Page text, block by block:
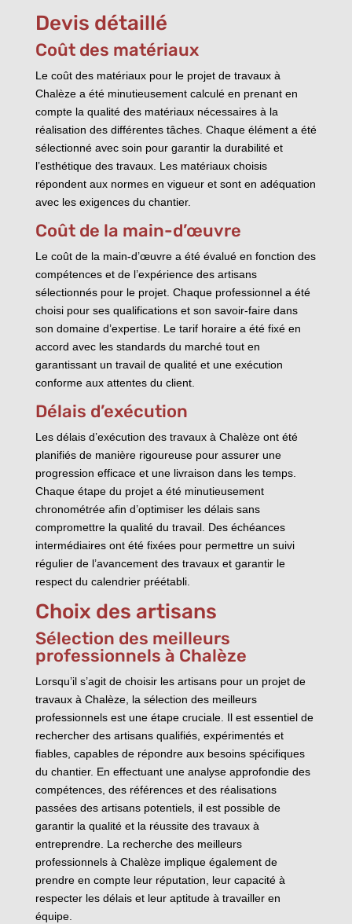
Devis détaillé
Coût des matériaux
Le coût des matériaux pour le projet de travaux à
Chalèze a été minutieusement calculé en prenant en
compte la qualité des matériaux nécessaires à la
réalisation des différentes tâches. Chaque élément a été
sélectionné avec soin pour garantir la durabilité et
l’esthétique des travaux. Les matériaux choisis
répondent aux normes en vigueur et sont en adéquation
avec les exigences du chantier.
Coût de la main-d’œuvre
Le coût de la main-d’œuvre a été évalué en fonction des
compétences et de l’expérience des artisans
sélectionnés pour le projet. Chaque professionnel a été
choisi pour ses qualifications et son savoir-faire dans
son domaine d’expertise. Le tarif horaire a été fixé en
accord avec les standards du marché tout en
garantissant un travail de qualité et une exécution
conforme aux attentes du client.
Délais d’exécution
Les délais d’exécution des travaux à Chalèze ont été
planifiés de manière rigoureuse pour assurer une
progression efficace et une livraison dans les temps.
Chaque étape du projet a été minutieusement
chronométrée afin d’optimiser les délais sans
compromettre la qualité du travail. Des échéances
intermédiaires ont été fixées pour permettre un suivi
régulier de l’avancement des travaux et garantir le
respect du calendrier préétabli.
Choix des artisans
Sélection des meilleurs
professionnels à Chalèze
Lorsqu’il s’agit de choisir les artisans pour un projet de
travaux à Chalèze, la sélection des meilleurs
professionnels est une étape cruciale. Il est essentiel de
rechercher des artisans qualifiés, expérimentés et
fiables, capables de répondre aux besoins spécifiques
du chantier. En effectuant une analyse approfondie des
compétences, des références et des réalisations
passées des artisans potentiels, il est possible de
garantir la qualité et la réussite des travaux à
entreprendre. La recherche des meilleurs
professionnels à Chalèze implique également de
prendre en compte leur réputation, leur capacité à
respecter les délais et leur aptitude à travailler en
équipe.